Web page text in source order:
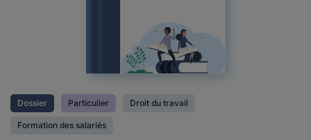
Dossier Particulier Droit du travail
Formation des salariés